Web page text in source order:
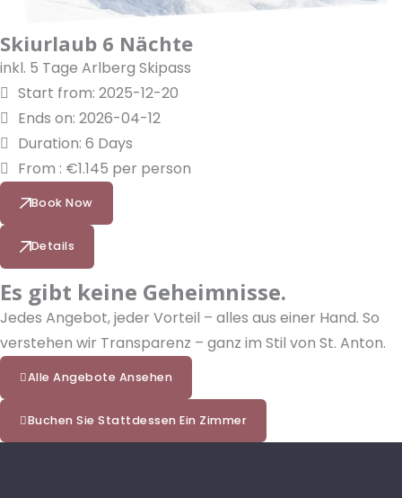
Skiurlaub 6 Nächte
inkl. 5 Tage Arlberg Skipass
Start from: 2025-12-20
Ends on: 2026-04-12
Duration: 6 Days
From : €1.145 per person
Book Now
Details
Es gibt keine Geheimnisse.
Jedes Angebot, jeder Vorteil – alles aus einer Hand. So
verstehen wir Transparenz – ganz im Stil von St. Anton.
Alle Angebote Ansehen
Buchen Sie Stattdessen Ein Zimmer